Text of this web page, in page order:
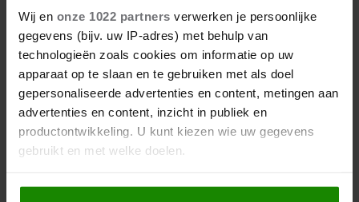
Wij en onze 1022 partners verwerken je persoonlijke
gegevens (bijv. uw IP-adres) met behulp van
technologieën zoals cookies om informatie op uw
apparaat op te slaan en te gebruiken met als doel
gepersonaliseerde advertenties en content, metingen aan
advertenties en content, inzicht in publiek en
productontwikkeling. U kunt kiezen wie uw gegevens
gebruikt en met welke doelen.
Als u het toestaat, willen we ook graag:
Dit was Elizabeth Alice Wise, de royal die
terechtstond voor de dood van haar baby
Meer van Extra